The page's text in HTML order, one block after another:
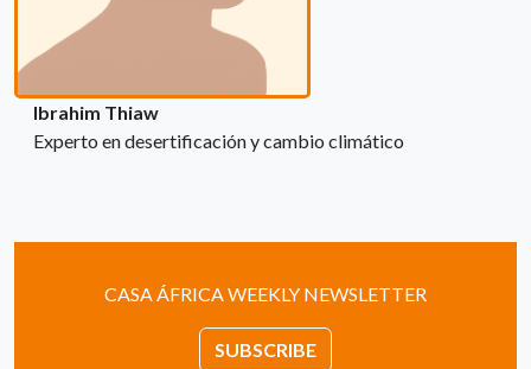
Ibrahim Thiaw
Experto en desertificación y cambio climático
CASA ÁFRICA WEEKLY NEWSLETTER
SUBSCRIBE